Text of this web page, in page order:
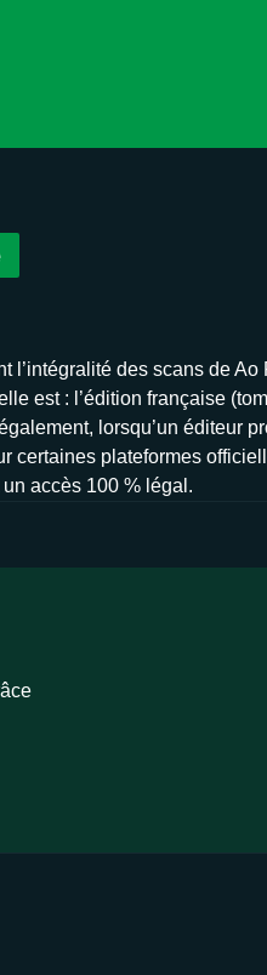
l’intégralité des scans de Ao
est : l’édition française
lorsqu’un éditeur
certaines plateformes
accès 100 % légal.